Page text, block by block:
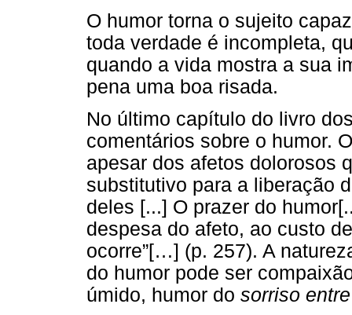
O humor torna o sujeito
toda verdade é incompleta,
quando a vida mostra a sua
pena uma boa risada.
No último capítulo do livro
comentários sobre o humor.
apesar dos afetos dolorosos
substitutivo para a liberação
deles [...] O prazer do
despesa do afeto, ao custo
ocorre”[…] (p. 257). A
do humor pode ser
úmido, humor do sorriso